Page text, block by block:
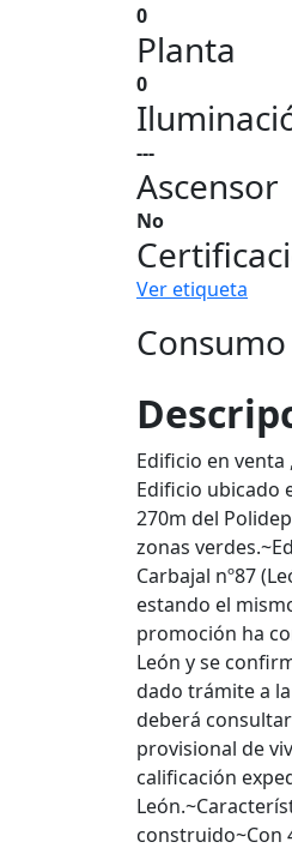
0
Planta
0
---
Ascensor
No
Ver etiqueta
Consumo
Edificio en venta
Edificio ubicado
270m del
zonas
Carbajal nº87
estando el
promoción ha
León y se
dado trámite a
deberá
provisional de
calificación
construido~Con